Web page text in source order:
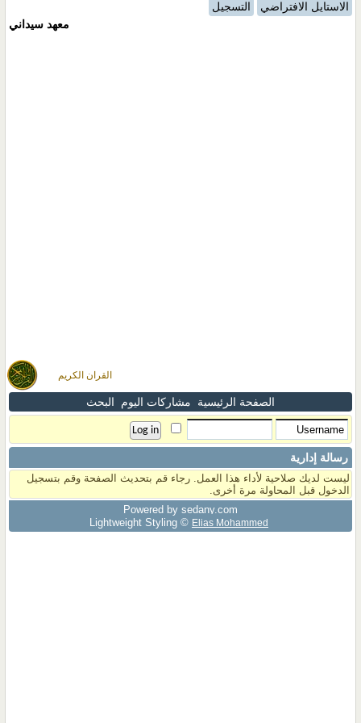
القران الكريم
الاستايل الافتراضي
التسجيل
معهد سيداني
الصفحة الرئيسية مشاركات اليوم البحث
رسالة إدارية
ليست لديك صلاحية لأداء هذا العمل. رجاء قم بتحديث الصفحة وقم بتسجيل
الدخول قبل المحاولة مرة أخرى.
Powered by sedany.com
Lightweight Styling © Elias Mohammed